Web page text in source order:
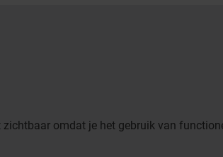
omdat je het gebruik van